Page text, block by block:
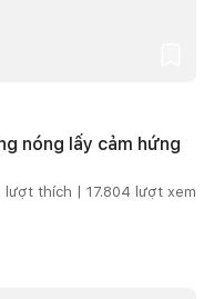
nóng lấy cảm hứng
lượt thích | 17.804 lượt xem